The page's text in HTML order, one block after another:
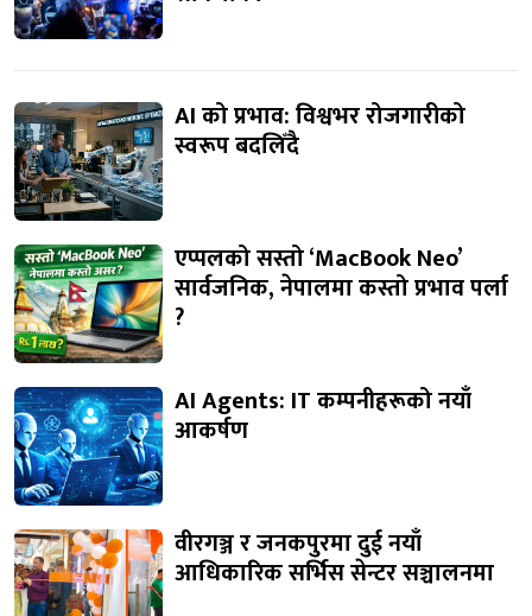
AI को प्रभाव: विश्वभर रोजगारीको
स्वरूप बदलिँदै
एप्पलको सस्तो ‘MacBook Neo’
सार्वजनिक, नेपालमा कस्तो प्रभाव पर्ला
?
AI Agents: IT कम्पनीहरूको नयाँ
आकर्षण
वीरगञ्ज र जनकपुरमा दुई नयाँ
आधिकारिक सर्भिस सेन्टर सञ्चालनमा